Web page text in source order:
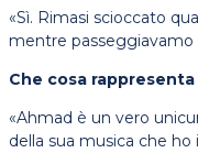
«Sì. Rimasi scioccato
mentre passeggiavamo
Che cosa
«Ahmad è un vero
della sua musica che